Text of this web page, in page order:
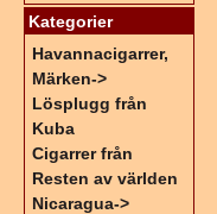
Kategorier
Havannacigarrer,
Märken->
Lösplugg från
Kuba
Cigarrer från
Resten av världen
Nicaragua->